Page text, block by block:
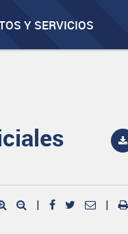
Y SERVICIOS
| |